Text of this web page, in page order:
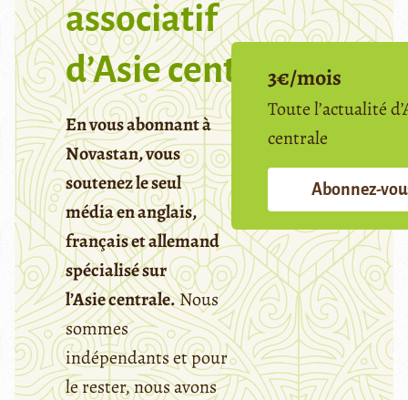
associatif
d’Asie centrale
En vous abonnant à
Novastan, vous
soutenez le seul
média en anglais,
français et allemand
spécialisé sur
l’Asie centrale.Nous
sommes
indépendants et pour
le rester, nous avons
3€/mois
Toute l’actualité
centrale
Abonnez-